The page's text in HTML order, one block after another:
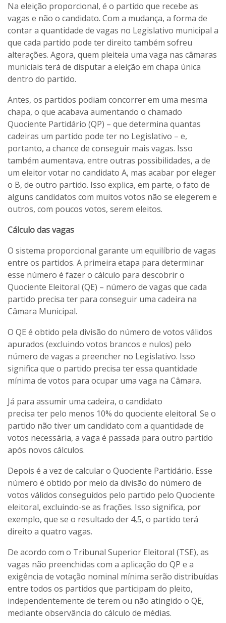
Na eleição proporcional, é o partido que recebe as
vagas e não o candidato. Com a mudança, a forma de
contar a quantidade de vagas no Legislativo municipal a
que cada partido pode ter direito também sofreu
alterações. Agora, quem pleiteia uma vaga nas câmaras
municiais terá de disputar a eleição em chapa única
dentro do partido.
Antes, os partidos podiam concorrer em uma mesma
chapa, o que acabava aumentando o chamado
Quociente Partidário (QP) – que determina quantas
cadeiras um partido pode ter no Legislativo – e,
portanto, a chance de conseguir mais vagas. Isso
também aumentava, entre outras possibilidades, a de
um eleitor votar no candidato A, mas acabar por eleger
o B, de outro partido. Isso explica, em parte, o fato de
alguns candidatos com muitos votos não se elegerem e
outros, com poucos votos, serem eleitos.
Cálculo das vagas
O sistema proporcional garante um equilíbrio de vagas
entre os partidos. A primeira etapa para determinar
esse número é fazer o cálculo para descobrir o
Quociente Eleitoral (QE) – número de vagas que cada
partido precisa ter para conseguir uma cadeira na
Câmara Municipal.
O QE é obtido pela divisão do número de votos válidos
apurados (excluindo votos brancos e nulos) pelo
número de vagas a preencher no Legislativo. Isso
significa que o partido precisa ter essa quantidade
mínima de votos para ocupar uma vaga na Câmara.
Já para assumir uma cadeira, o candidato
precisa ter pelo menos 10% do quociente eleitoral. Se o
partido não tiver um candidato com a quantidade de
votos necessária, a vaga é passada para outro partido
após novos cálculos.
Depois é a vez de calcular o Quociente Partidário. Esse
número é obtido por meio da divisão do número de
votos válidos conseguidos pelo partido pelo Quociente
eleitoral, excluindo-se as frações. Isso significa, por
exemplo, que se o resultado der 4,5, o partido terá
direito a quatro vagas.
De acordo com o Tribunal Superior Eleitoral (TSE), as
vagas não preenchidas com a aplicação do QP e a
exigência de votação nominal mínima serão distribuídas
entre todos os partidos que participam do pleito,
independentemente de terem ou não atingido o QE,
mediante observância do cálculo de médias.